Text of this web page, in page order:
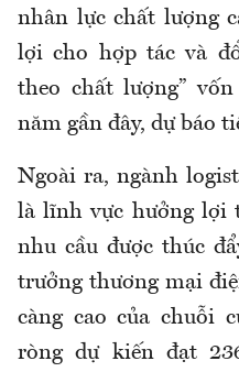
nhân lực chất lượng
lợi cho hợp tác và
theo chất lượng”
năm gần đây, dự báo
Ngoài ra, ngành
là lĩnh vực hưởng lợi
nhu cầu được thúc
trưởng thương mại
càng cao của chuỗi
ròng dự kiến đạt